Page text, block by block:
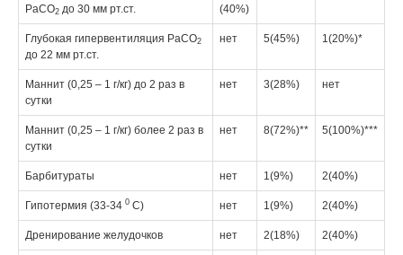
РаСО2 до 30 мм рт.ст.
(40%)
Глубокая гипервентиляция РаСО2
до 22 мм рт.ст.
нет 5(45%) 1(20%)*
Маннит (0,25 – 1 г/кг) до 2 раз в
сутки
нет 3(28%) нет
Маннит (0,25 – 1 г/кг) более 2 раз в
сутки
нет 8(72%)** 5(100%)***
Барбитураты нет 1(9%) 2(40%)
Гипотермия (33-34 0 С) нет 1(9%) 2(40%)
Дренирование желудочков нет 2(18%) 2(40%)